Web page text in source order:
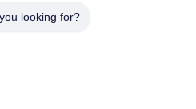
Münze zahlen
looking for?